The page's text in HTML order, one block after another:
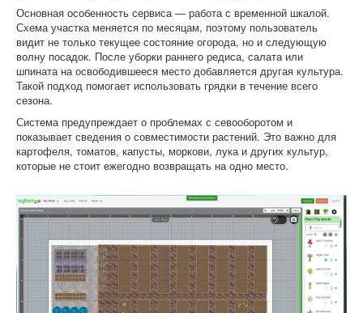
Основная особенность сервиса — работа с временной шкалой.
Схема участка меняется по месяцам, поэтому пользователь
видит не только текущее состояние огорода, но и следующую
волну посадок. После уборки раннего редиса, салата или
шпината на освободившееся место добавляется другая культура.
Такой подход помогает использовать грядки в течение всего
сезона.
Система предупреждает о проблемах с севооборотом и
показывает сведения о совместимости растений. Это важно для
картофеля, томатов, капусты, моркови, лука и других культур,
которые не стоит ежегодно возвращать на одно место.